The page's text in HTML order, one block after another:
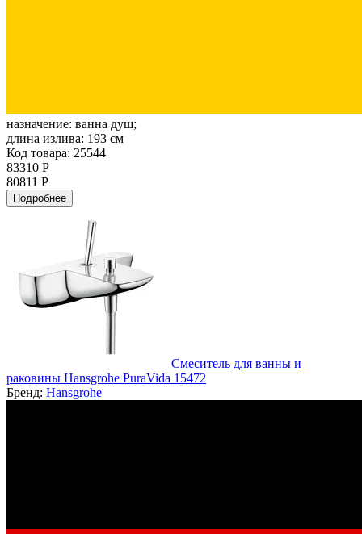
назначение: ванна душ;
длина излива: 193 см
Код товара: 25544
83310 Р
80811 Р
Подробнее
Смеситель для ванны и
раковины Hansgrohe PuraVida 15472
Бренд: Hansgrohe